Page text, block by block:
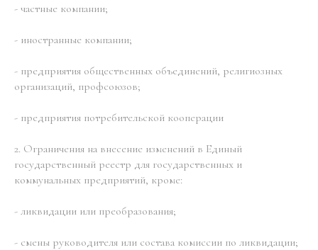
- частные компании;
- иностранные компании;
- предприятия общественных объединений, религиозных
организаций, профсоюзов;
- предприятия потребительской кооперации
2. Ограничения на внесение изменений в Единый
государственный реестр для государственных и
коммунальных предприятий, кроме:
- ликвидации или преобразования;
- смены руководителя или состава комиссии по ликвидации;